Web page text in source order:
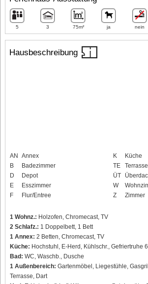
Hausbeschreibung
AN Annex
B
Badezimmer
D
Depot
E
Esszimmer
F
Flur/Entree
K
Küche
TE
Terrasse
ÜT
W
Z
Zimmer
1 Wohnz.: Holzofen, Chromecast, TV
2 Schlafz.: 1 Doppelbett, 1 Bett
1 Annex: 2 Betten, Chromecast, TV
Küche: Hochstuhl, E-Herd, Kühlschr., Gefriertruhe
Bad: WC, Waschb., Dusche
1 Außenbereich: Gartenmöbel, Liegestühle,
Terrasse, Dart
5 3 75m² ja nein